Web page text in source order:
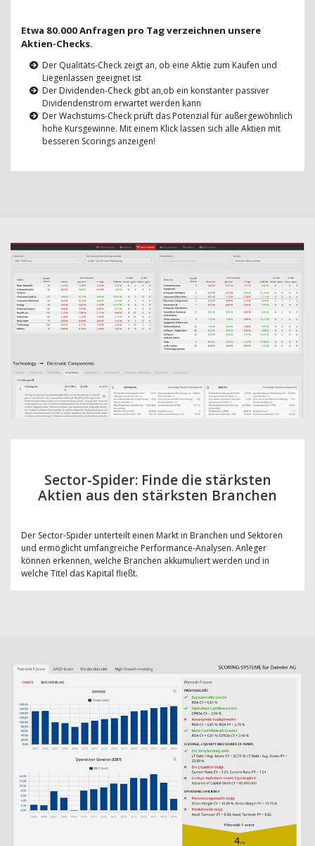
Etwa 80.000 Anfragen pro Tag verzeichnen unsere
Aktien-Checks.
Der Qualitäts-Check zeigt an, ob eine Aktie zum Kaufen und
Liegenlassen geeignet ist
Der Dividenden-Check gibt an,ob ein konstanter passiver
Dividendenstrom erwartet werden kann
Der Wachstums-Check prüft das Potenzial für außergewöhnlich
hohe Kursgewinne. Mit einem Klick lassen sich alle Aktien mit
besseren Scorings anzeigen!
Sector-Spider: Finde die stärksten
Aktien aus den stärksten Branchen
Der Sector-Spider unterteilt einen Markt in Branchen und Sektoren
und ermöglicht umfangreiche Performance-Analysen. Anleger
können erkennen, welche Branchen akkumuliert werden und in
welche Titel das Kapital fließt.